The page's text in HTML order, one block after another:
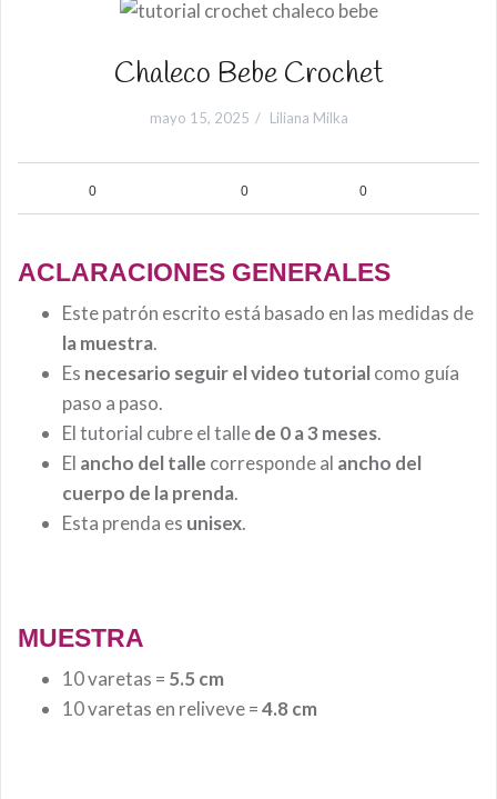
Chaleco Bebe Crochet
mayo 15, 2025 Liliana Milka
0 0 0
ACLARACIONES GENERALES
Este patrón escrito está basado en las medidas de
la muestra.
Es necesario seguir el video tutorialcomo guía
paso a paso.
El tutorial cubre el tallede 0 a 3 meses.
El ancho del talle corresponde al ancho del
cuerpo de la prenda.
Esta prenda es unisex.
MUESTRA
10 varetas = 5.5 cm
10 varetas en reliveve =4.8 cm